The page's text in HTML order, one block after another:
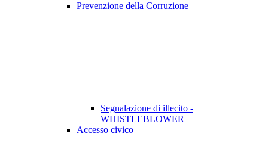
Prevenzione della Corruzione
Segnalazione di illecito -
WHISTLEBLOWER
Accesso civico